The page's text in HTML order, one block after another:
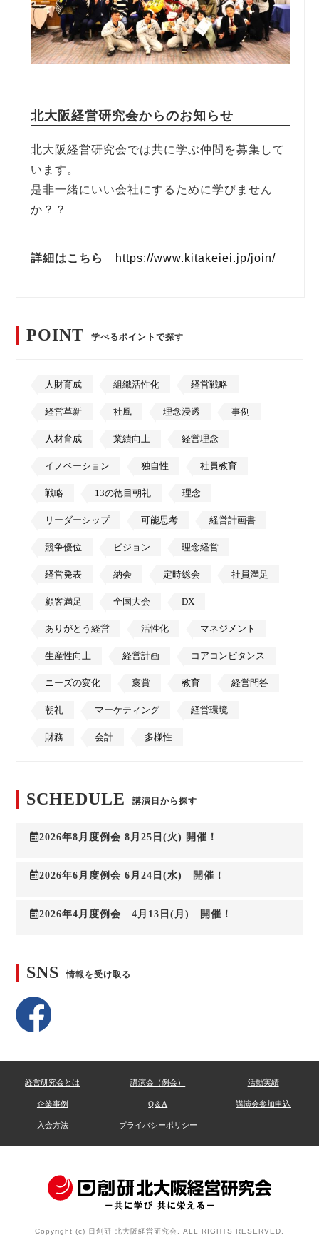
北大阪経営研究会からのお知らせ
北大阪経営研究会では共に学ぶ仲間を募集して
います。
是非一緒にいい会社にするために学びません
か？？
詳細はこちら https://www.kitakeiei.jp/join/
POINT 学べるポイントで探す
人財育成 組織活性化 経営戦略
経営革新 社風 理念浸透 事例
人材育成 業績向上 経営理念
イノベーション 独自性 社員教育
戦略 13の徳目朝礼 理念
リーダーシップ 可能思考 経営計画書
競争優位 ビジョン 理念経営
経営発表 納会 定時総会 社員満足
顧客満足 全国大会 DX
ありがとう経営 活性化 マネジメント
生産性向上 経営計画 コアコンピタンス
ニーズの変化 褒賞 教育 経営問答
朝礼 マーケティング 経営環境
財務 会計 多様性
SCHEDULE 講演日から探す
2026年8月度例会 8月25日(火) 開催！
2026年6月度例会 6月24日(水) 開催！
2026年4月度例会 4月13日(月) 開催！
SNS 情報を受け取る
経営研究会とは 講演会（例会） 活動実績
企業事例 Q＆A 講演会参加申込
入会方法 プライバシーポリシー
Copyright (c) 日創研 北大阪経営研究会. ALL RIGHTS RESERVED.